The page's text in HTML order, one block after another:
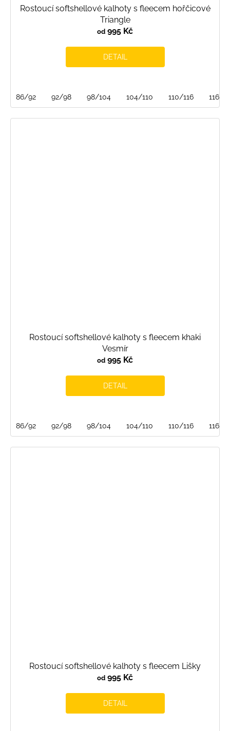
Rostoucí softshellové kalhoty s fleecem hořčicové
Triangle
od 995 Kč
DETAIL
86/92 92/98 98/104 104/110 110/116 116/
Rostoucí softshellové kalhoty s fleecem khaki
Vesmír
od 995 Kč
DETAIL
86/92 92/98 98/104 104/110 110/116 116/
Rostoucí softshellové kalhoty s fleecem Lišky
od 995 Kč
DETAIL